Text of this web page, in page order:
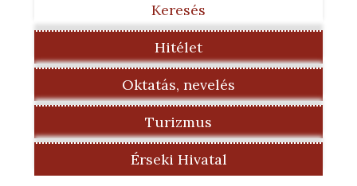
Keresés
Hitélet
Oktatás, nevelés
Turizmus
Érseki Hivatal